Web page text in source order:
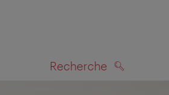
Recherche